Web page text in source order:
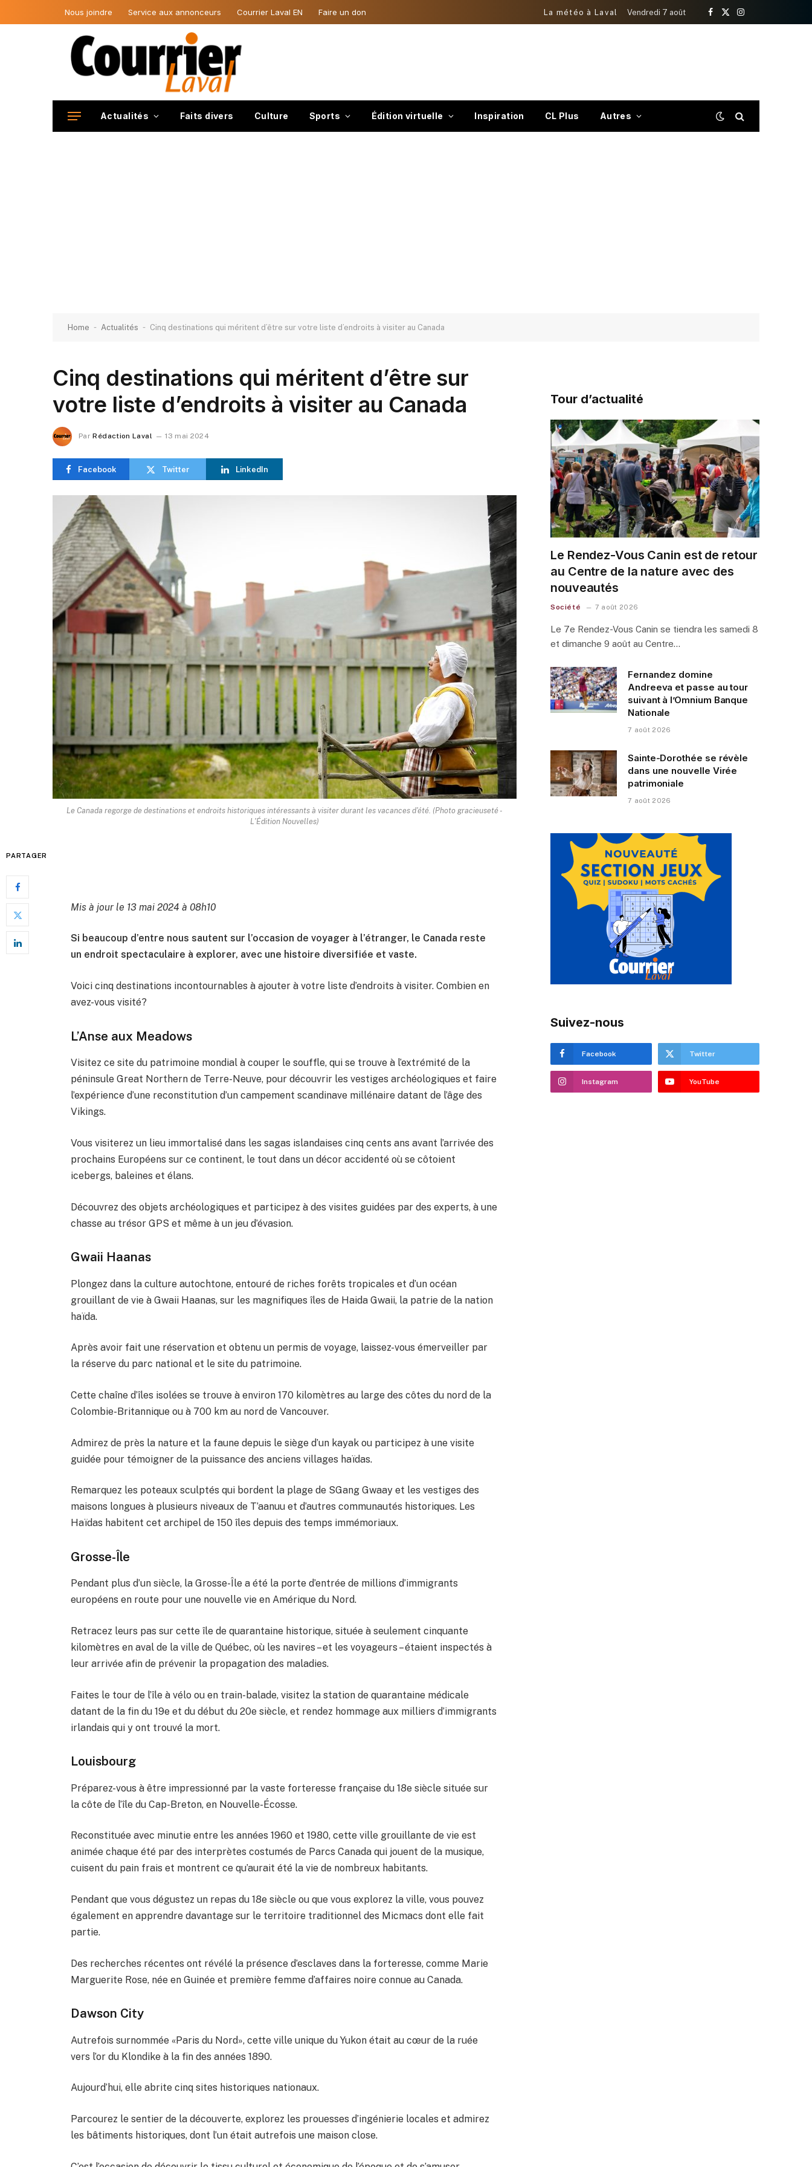
Nous joindre Service aux annonceurs Courrier Laval EN Faire un don La météo à Laval Vendredi 7 août
Facebook
X
Instagram
Actualités Faits divers Culture Sports Édition virtuelle Inspiration CL Plus Autres
Home - Actualités - Cinq destinations qui méritent d’être sur votre liste d’endroits à visiter au Canada
Cinq destinations qui méritent d’être sur
votre liste d’endroits à visiter au Canada
Par Rédaction Laval 13 mai 2024
Facebook Twitter LinkedIn
Le Canada regorge de destinations et endroits historiques intéressants à visiter durant les vacances d'été. (Photo gracieuseté -
L'Édition Nouvelles)
PARTAGER
Mis à jour le 13 mai 2024 à 08h10
Si beaucoup d’entre nous sautent sur l’occasion de voyager à l’étranger, le Canada reste
un endroit spectaculaire à explorer, avec une histoire diversifiée et vaste.
Voici cinq destinations incontournables à ajouter à votre liste d’endroits à visiter. Combien en
avez-vous visité?
L’Anse aux Meadows
Visitez ce site du patrimoine mondial à couper le souffle, qui se trouve à l’extrémité de la
péninsule Great Northern de Terre-Neuve, pour découvrir les vestiges archéologiques et faire
l’expérience d’une reconstitution d’un campement scandinave millénaire datant de l’âge des
Vikings.
Vous visiterez un lieu immortalisé dans les sagas islandaises cinq cents ans avant l’arrivée des
prochains Européens sur ce continent, le tout dans un décor accidenté où se côtoient
icebergs, baleines et élans.
Découvrez des objets archéologiques et participez à des visites guidées par des experts, à une
chasse au trésor GPS et même à un jeu d’évasion.
Gwaii Haanas
Plongez dans la culture autochtone, entouré de riches forêts tropicales et d’un océan
grouillant de vie à Gwaii Haanas, sur les magnifiques îles de Haida Gwaii, la patrie de la nation
haïda.
Après avoir fait une réservation et obtenu un permis de voyage, laissez-vous émerveiller par
la réserve du parc national et le site du patrimoine.
Cette chaîne d’îles isolées se trouve à environ 170 kilomètres au large des côtes du nord de la
Colombie-Britannique ou à 700 km au nord de Vancouver.
Admirez de près la nature et la faune depuis le siège d’un kayak ou participez à une visite
guidée pour témoigner de la puissance des anciens villages haïdas.
Remarquez les poteaux sculptés qui bordent la plage de SGang Gwaay et les vestiges des
maisons longues à plusieurs niveaux de T’aanuu et d’autres communautés historiques. Les
Haïdas habitent cet archipel de 150 îles depuis des temps immémoriaux.
Grosse-Île
Pendant plus d’un siècle, la Grosse-Île a été la porte d’entrée de millions d’immigrants
européens en route pour une nouvelle vie en Amérique du Nord.
Retracez leurs pas sur cette île de quarantaine historique, située à seulement cinquante
kilomètres en aval de la ville de Québec, où les navires – et les voyageurs – étaient inspectés à
leur arrivée afin de prévenir la propagation des maladies.
Faites le tour de l’île à vélo ou en train-balade, visitez la station de quarantaine médicale
datant de la fin du 19e et du début du 20e siècle, et rendez hommage aux milliers d’immigrants
irlandais qui y ont trouvé la mort.
Louisbourg
Préparez-vous à être impressionné par la vaste forteresse française du 18e siècle située sur
la côte de l’île du Cap-Breton, en Nouvelle-Écosse.
Reconstituée avec minutie entre les années 1960 et 1980, cette ville grouillante de vie est
animée chaque été par des interprètes costumés de Parcs Canada qui jouent de la musique,
cuisent du pain frais et montrent ce qu’aurait été la vie de nombreux habitants.
Pendant que vous dégustez un repas du 18e siècle ou que vous explorez la ville, vous pouvez
également en apprendre davantage sur le territoire traditionnel des Micmacs dont elle fait
partie.
Des recherches récentes ont révélé la présence d’esclaves dans la forteresse, comme Marie
Marguerite Rose, née en Guinée et première femme d’affaires noire connue au Canada.
Dawson City
Autrefois surnommée «Paris du Nord», cette ville unique du Yukon était au cœur de la ruée
vers l’or du Klondike à la fin des années 1890.
Aujourd’hui, elle abrite cinq sites historiques nationaux.
Parcourez le sentier de la découverte, explorez les prouesses d’ingénierie locales et admirez
les bâtiments historiques, dont l’un était autrefois une maison close.
Tour d’actualité
Le Rendez-Vous Canin est de retour
au Centre de la nature avec des
nouveautés
Société 7 août 2026
Le 7e Rendez-Vous Canin se tiendra les samedi 8
et dimanche 9 août au Centre…
Fernandez domine
Andreeva et passe au tour
suivant à l’Omnium Banque
Nationale
7 août 2026
Sainte-Dorothée se révèle
dans une nouvelle Virée
patrimoniale
7 août 2026
Suivez-nous
Facebook Twitter
Instagram YouTube